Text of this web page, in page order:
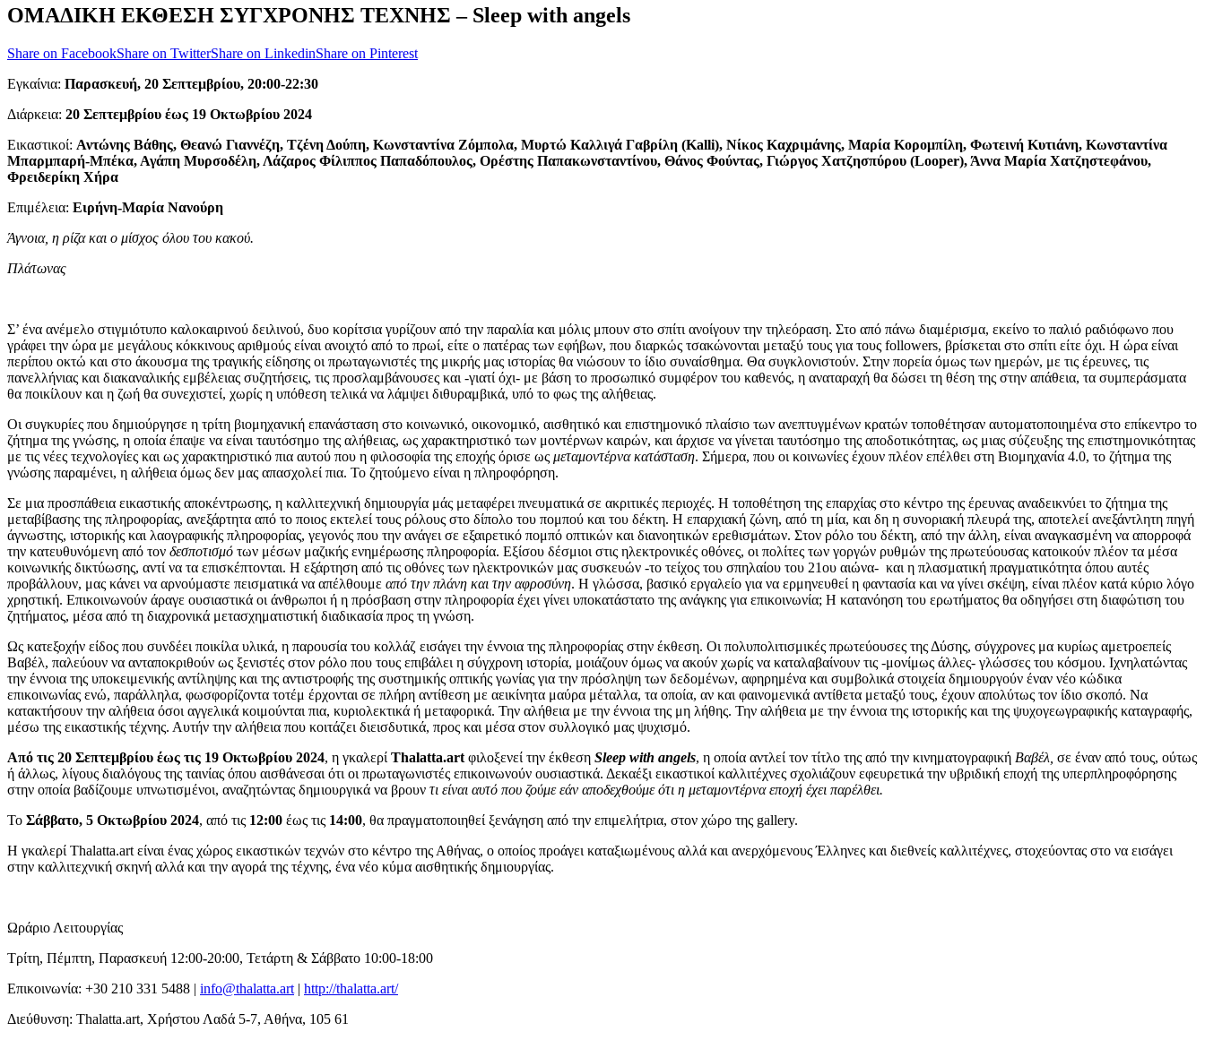
ΟΜΑΔΙΚΗ ΕΚΘΕΣΗ ΣΥΓΧΡΟΝΗΣ ΤΕΧΝΗΣ – Sleep with angels
Share on FacebookShare on TwitterShare on LinkedinShare on Pinterest
Εγκαίνια: Παρασκευή, 20 Σεπτεμβρίου, 20:00-22:30
Διάρκεια: 20 Σεπτεμβρίου έως 19 Οκτωβρίου 2024
Εικαστικοί: Αντώνης Βάθης, Θεανώ Γιαννέζη, Τζένη Δούπη, Κωνσταντίνα Ζόμπολα, Μυρτώ Καλλιγά Γαβρίλη (Kalli), Νίκος Καχριμάνης, Μαρία Κορομπίλη, Φωτεινή Κυτιάνη, Κωνσταντίνα
Μπαρμπαρή-Μπέκα, Αγάπη Μυρσοδέλη, Λάζαρος Φίλιππος Παπαδόπουλος, Ορέστης Παπακωνσταντίνου, Θάνος Φούντας, Γιώργος Χατζησπύρου (Looper), Άννα Μαρία Χατζηστεφάνου,
Φρειδερίκη Χήρα
Επιμέλεια: Ειρήνη-Μαρία Νανούρη
Άγνοια, η ρίζα και ο μίσχος όλου του κακού.
Πλάτωνας
Σ’ ένα ανέμελο στιγμιότυπο καλοκαιρινού δειλινού, δυο κορίτσια γυρίζουν από την παραλία και μόλις μπουν στο σπίτι ανοίγουν την τηλεόραση. Στο από πάνω διαμέρισμα, εκείνο το παλιό ραδιόφωνο που
γράφει την ώρα με μεγάλους κόκκινους αριθμούς είναι ανοιχτό από το πρωί, είτε ο πατέρας των εφήβων, που διαρκώς τσακώνονται μεταξύ τους για τους followers, βρίσκεται στο σπίτι είτε όχι. Η ώρα είναι
περίπου οκτώ και στο άκουσμα της τραγικής είδησης οι πρωταγωνιστές της μικρής μας ιστορίας θα νιώσουν το ίδιο συναίσθημα. Θα συγκλονιστούν. Στην πορεία όμως των ημερών, με τις έρευνες, τις
πανελλήνιας και διακαναλικής εμβέλειας συζητήσεις, τις προσλαμβάνουσες και -γιατί όχι- με βάση το προσωπικό συμφέρον του καθενός, η αναταραχή θα δώσει τη θέση της στην απάθεια, τα συμπεράσματα
θα ποικίλουν και η ζωή θα συνεχιστεί, χωρίς η υπόθεση τελικά να λάμψει διθυραμβικά, υπό το φως της αλήθειας.
Οι συγκυρίες που δημιούργησε η τρίτη βιομηχανική επανάσταση στο κοινωνικό, οικονομικό, αισθητικό και επιστημονικό πλαίσιο των ανεπτυγμένων κρατών τοποθέτησαν αυτοματοποιημένα στο επίκεντρο το
ζήτημα της γνώσης, η οποία έπαψε να είναι ταυτόσημο της αλήθειας, ως χαρακτηριστικό των μοντέρνων καιρών, και άρχισε να γίνεται ταυτόσημο της αποδοτικότητας, ως μιας σύζευξης της επιστημονικότητας
με τις νέες τεχνολογίες και ως χαρακτηριστικό πια αυτού που η φιλοσοφία της εποχής όρισε ως μεταμοντέρνα κατάσταση. Σήμερα, που οι κοινωνίες έχουν πλέον επέλθει στη Βιομηχανία 4.0, το ζήτημα της
γνώσης παραμένει, η αλήθεια όμως δεν μας απασχολεί πια. Το ζητούμενο είναι η πληροφόρηση.
Σε μια προσπάθεια εικαστικής αποκέντρωσης, η καλλιτεχνική δημιουργία μάς μεταφέρει πνευματικά σε ακριτικές περιοχές. Η τοποθέτηση της επαρχίας στο κέντρο της έρευνας αναδεικνύει το ζήτημα της
μεταβίβασης της πληροφορίας, ανεξάρτητα από το ποιος εκτελεί τους ρόλους στο δίπολο του πομπού και του δέκτη. Η επαρχιακή ζώνη, από τη μία, και δη η συνοριακή πλευρά της, αποτελεί ανεξάντλητη πηγή
άγνωστης, ιστορικής και λαογραφικής πληροφορίας, γεγονός που την ανάγει σε εξαιρετικό πομπό οπτικών και διανοητικών ερεθισμάτων. Στον ρόλο του δέκτη, από την άλλη, είναι αναγκασμένη να απορροφά
την κατευθυνόμενη από τον δεσποτισμό των μέσων μαζικής ενημέρωσης πληροφορία. Εξίσου δέσμιοι στις ηλεκτρονικές οθόνες, οι πολίτες των γοργών ρυθμών της πρωτεύουσας κατοικούν πλέον τα μέσα
κοινωνικής δικτύωσης, αντί να τα επισκέπτονται. Η εξάρτηση από τις οθόνες των ηλεκτρονικών μας συσκευών -το τείχος του σπηλαίου του 21ου αιώνα- και η πλασματική πραγματικότητα όπου αυτές
προβάλλουν, μας κάνει να αρνούμαστε πεισματικά να απέλθουμε από την πλάνη και την αφροσύνη. Η γλώσσα, βασικό εργαλείο για να ερμηνευθεί η φαντασία και να γίνει σκέψη, είναι πλέον κατά κύριο λόγο
χρηστική. Επικοινωνούν άραγε ουσιαστικά οι άνθρωποι ή η πρόσβαση στην πληροφορία έχει γίνει υποκατάστατο της ανάγκης για επικοινωνία; Η κατανόηση του ερωτήματος θα οδηγήσει στη διαφώτιση του
ζητήματος, μέσα από τη διαχρονικά μετασχηματιστική διαδικασία προς τη γνώση.
Ως κατεξοχήν είδος που συνδέει ποικίλα υλικά, η παρουσία του κολλάζ εισάγει την έννοια της πληροφορίας στην έκθεση. Οι πολυπολιτισμικές πρωτεύουσες της Δύσης, σύγχρονες μα κυρίως αμετροεπείς
Βαβέλ, παλεύουν να ανταποκριθούν ως ξενιστές στον ρόλο που τους επιβάλει η σύγχρονη ιστορία, μοιάζουν όμως να ακούν χωρίς να καταλαβαίνουν τις -μονίμως άλλες- γλώσσες του κόσμου. Ιχνηλατώντας
την έννοια της υποκειμενικής αντίληψης και της αντιστροφής της συστημικής οπτικής γωνίας για την πρόσληψη των δεδομένων, αφηρημένα και συμβολικά στοιχεία δημιουργούν έναν νέο κώδικα
επικοινωνίας ενώ, παράλληλα, φωσφορίζοντα τοτέμ έρχονται σε πλήρη αντίθεση με αεικίνητα μαύρα μέταλλα, τα οποία, αν και φαινομενικά αντίθετα μεταξύ τους, έχουν απολύτως τον ίδιο σκοπό. Να
κατακτήσουν την αλήθεια όσοι αγγελικά κοιμούνται πια, κυριολεκτικά ή μεταφορικά. Την αλήθεια με την έννοια της μη λήθης. Την αλήθεια με την έννοια της ιστορικής και της ψυχογεωγραφικής καταγραφής,
μέσω της εικαστικής τέχνης. Αυτήν την αλήθεια που κοιτάζει διεισδυτικά, προς και μέσα στον συλλογικό μας ψυχισμό.
Από τις 20 Σεπτεμβρίου έως τις 19 Οκτωβρίου 2024, η γκαλερί Thalatta.art φιλοξενεί την έκθεση Sleep with angels, η οποία αντλεί τον τίτλο της από την κινηματογραφική Βαβέλ, σε έναν από τους, ούτως
ή άλλως, λίγους διαλόγους της ταινίας όπου αισθάνεσαι ότι οι πρωταγωνιστές επικοινωνούν ουσιαστικά. Δεκαέξι εικαστικοί καλλιτέχνες σχολιάζουν εφευρετικά την υβριδική εποχή της υπερπληροφόρησης
στην οποία βαδίζουμε υπνωτισμένοι, αναζητώντας δημιουργικά να βρουν τι είναι αυτό που ζούμε εάν αποδεχθούμε ότι η μεταμοντέρνα εποχή έχει παρέλθει.
Το Σάββατο, 5 Οκτωβρίου 2024, από τις 12:00 έως τις 14:00, θα πραγματοποιηθεί ξενάγηση από την επιμελήτρια, στον χώρο της gallery.
Η γκαλερί Thalatta.art είναι ένας χώρος εικαστικών τεχνών στο κέντρο της Αθήνας, ο οποίος προάγει καταξιωμένους αλλά και ανερχόμενους Έλληνες και διεθνείς καλλιτέχνες, στοχεύοντας στο να εισάγει
στην καλλιτεχνική σκηνή αλλά και την αγορά της τέχνης, ένα νέο κύμα αισθητικής δημιουργίας.
Ωράριο Λειτουργίας
Τρίτη, Πέμπτη, Παρασκευή 12:00-20:00, Τετάρτη & Σάββατο 10:00-18:00
Επικοινωνία: +30 210 331 5488 | info@thalatta.art | http://thalatta.art/
Διεύθυνση: Τhalatta.art, Χρήστου Λαδά 5-7, Αθήνα, 105 61